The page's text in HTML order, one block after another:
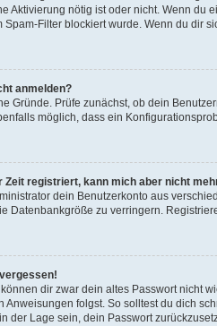
Aktivierung nötig ist oder nicht. Wenn
Filter blockiert wurde. Wenn du dir
anmelden?
Gründe. Prüfe zunächst, ob dein
möglich, dass ein
Zeit registriert, kann mich aber nicht
dein Benutzerkonto aus
Datenbankgröße zu verringern.
dir zwar dein altes Passwort nicht
Anweisungen folgst. So solltest du dich
der Lage sein, dein Passwort